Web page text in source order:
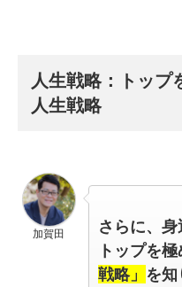
人生戦略：トップ
人生戦略
加賀田
さらに、
トップを
戦略」 を知